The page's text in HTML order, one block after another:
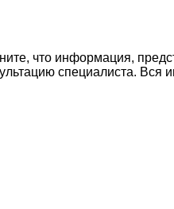
что информация,
специалиста.